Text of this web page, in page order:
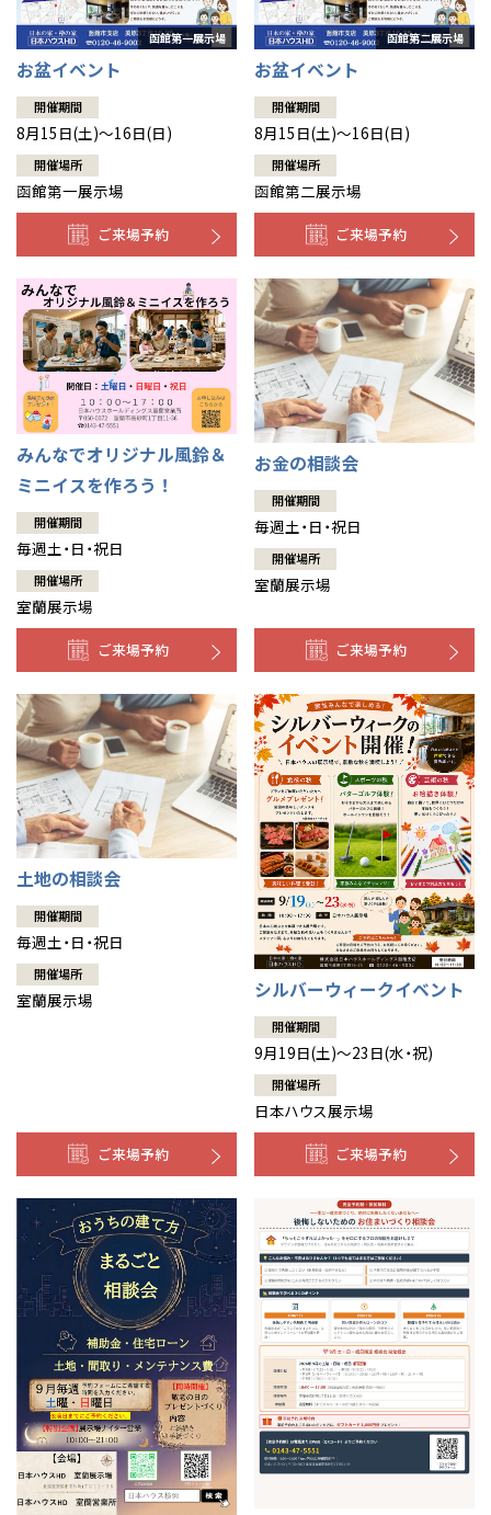
お盆イベント
開催期間
8月15日(土)～16日(日)
開催場所
函館第一展示場
ご来場予約
お盆イベント
開催期間
8月15日(土)～16日(日)
開催場所
函館第二展示場
ご来場予約
みんなでオリジナル風鈴＆
ミニイスを作ろう！
開催期間
毎週土・日・祝日
開催場所
室蘭展示場
ご来場予約
お金の相談会
開催期間
毎週土・日・祝日
開催場所
室蘭展示場
ご来場予約
土地の相談会
開催期間
毎週土・日・祝日
開催場所
室蘭展示場
ご来場予約
シルバーウィークイベント
開催期間
9月19日(土)～23日(水・祝)
開催場所
日本ハウス展示場
ご来場予約